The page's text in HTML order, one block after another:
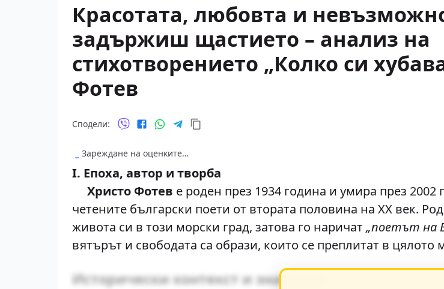
Красотата, любовта и
задържиш щастието – анализ на
стихотворението „Колко си
Фотев
Сподели:
Зареждане на оценките…
I. Епоха, автор и творба
Христо Фотев е роден през 1934 година и умира през
четените български поети от втората половина на XX век.
живота си в този морски град, затова го наричат „поетът на
вятърът и свободата са образи, които се преплитат в цялото
Исторически контекст и значение